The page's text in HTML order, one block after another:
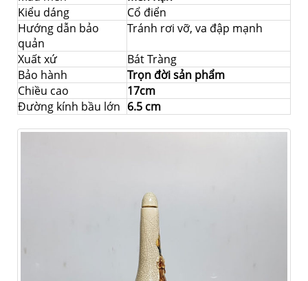
Kiểu dáng
Cổ điển
Hướng dẫn bảo
quản
Tránh rơi vỡ, va đập mạnh
Xuất xứ
Bát Tràng
Bảo hành
Trọn đời sản phẩm
Chiều cao
17cm
Đường kính bầu lớn 6.5 cm